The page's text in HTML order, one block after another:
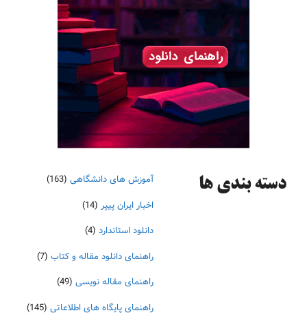
دسته‌ بندی ها آموزش های دانشگاهی (163)
اخبار ایران پیپر (14)
دانلود استاندارد (4)
راهنمای دانلود مقاله و کتاب (7)
راهنمای مقاله نویسی (49)
راهنمای پایگاه های اطلاعاتی (145)